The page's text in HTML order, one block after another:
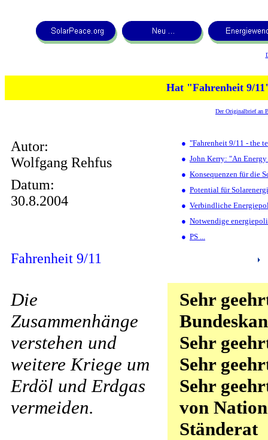
Hat "Fahrenheit 9/
Der Originalbrief an
Autor:
Wolfgang Rehfus
Datum:
30.8.2004
● "Fahrenheit 9/11 - the
● John Kerry: "An
● Konsequenzen für die
● Potential für
● Verbindliche
● Notwendige
● PS ...
Fahrenheit 9/11
Die
Zusammenhänge
verstehen und
weitere Kriege um
Erdöl und Erdgas
vermeiden.
Sehr
Sehr
Sehr
Sehr
von
Ständerat